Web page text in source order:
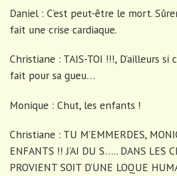
Daniel : C’est peut-être le mort.
fait une crise cardiaque.
Christiane : TAIS-TOI !!!, D’ailleurs si
fait pour sa gueu…
Monique : Chut, les enfants !
Christiane : TU M’EMMERDES,
ENFANTS !! J’AI DU S….. DANS LES
PROVIENT SOIT D’UNE LOQUE